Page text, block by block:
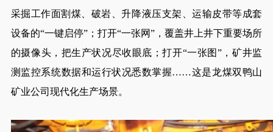
采掘工作面割煤、破岩、升降液压支架、运输皮带等成套
设备的“一键启停”；打开“一张网”，覆盖井上井下重要场所
的摄像头，把生产状况尽收眼底；打开“一张图”，矿井监
测监控系统数据和运行状况悉数掌握……这是龙煤双鸭山
矿业公司现代化生产场景。